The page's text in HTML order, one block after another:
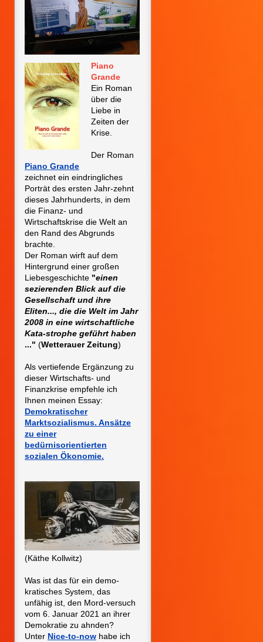
Piano
Grande
Ein Roman
über die
Liebe in
Zeiten der
Krise.
Der Roman
Piano Grande
zeichnet ein eindringliches
Porträt des ersten Jahr-zehnt
dieses Jahrhunderts, in dem
die Finanz- und
Wirtschaftskrise die Welt an
den Rand des Abgrunds
brachte.
Der Roman wirft auf dem
Hintergrund einer großen
Liebesgeschichte "einen
sezierenden Blick auf die
Gesellschaft und ihre
Eliten..., die die Welt im Jahr
2008 in eine wirtschaftliche
Kata-strophe geführt haben
..." (Wetterauer Zeitung)
Als vertiefende Ergänzung zu
dieser Wirtschafts- und
Finanzkrise empfehle ich
Ihnen meinen Essay:
Demokratischer
Marktsozialismus. Ansätze
zu einer
bedürnisorientierten
sozialen Ökonomie.
(Käthe Kollwitz)
Was ist das für ein demo-
kratisches System, das
unfähig ist, den Mord-versuch
vom 6. Januar 2021 an ihrer
Demokratie zu ahnden?
Unter Nice-to-now habe ich